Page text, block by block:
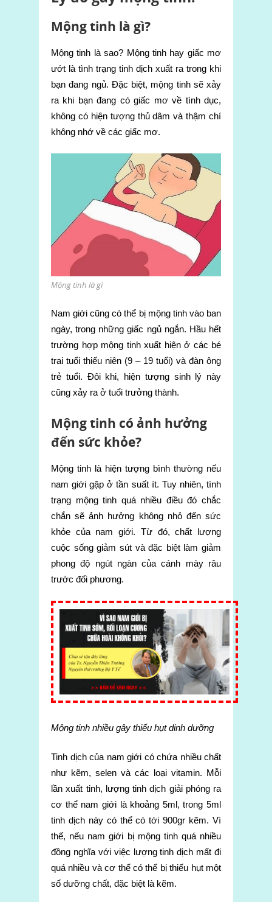
Mộng tinh là gì?
Mộng tinh là sao? Mộng tinh hay giấc mơ
ướt là tình trạng tinh dịch xuất ra trong khi
bạn đang ngủ. Đặc biệt, mộng tinh sẽ xảy
ra khi bạn đang có giấc mơ về tình dục,
không có hiện tượng thủ dâm và thậm chí
không nhớ về các giấc mơ.
Mộng tinh là gì
Nam giới cũng có thể bị mộng tinh vào ban
ngày, trong những giấc ngủ ngắn. Hầu hết
trường hợp mộng tinh xuất hiện ở các bé
trai tuổi thiếu niên (9 – 19 tuổi) và đàn ông
trẻ tuổi. Đôi khi, hiện tượng sinh lý này
cũng xảy ra ở tuổi trưởng thành.
Mộng tinh có ảnh hưởng
đến sức khỏe?
Mộng tinh là hiện tượng bình thường nếu
nam giới gặp ở tần suất ít. Tuy nhiên, tình
trạng mộng tinh quá nhiều điều đó chắc
chắn sẽ ảnh hưởng không nhỏ đến sức
khỏe của nam giới. Từ đó, chất lượng
cuộc sống giảm sút và đặc biệt làm giảm
phong độ ngút ngàn của cánh mày râu
trước đối phương.
Mộng tinh nhiều gây thiếu hụt dinh dưỡng
Tinh dịch của nam giới có chứa nhiều chất
như kẽm, selen và các loại vitamin. Mỗi
lần xuất tinh, lượng tinh dịch giải phóng ra
cơ thể nam giới là khoảng 5ml, trong 5ml
tinh dịch này có thể có tới 900gr kẽm. Vì
thế, nếu nam giới bị mộng tinh quá nhiều
đồng nghĩa với việc lượng tinh dịch mất đi
quá nhiều và cơ thể có thể bị thiếu hụt một
số dưỡng chất, đặc biệt là kẽm.